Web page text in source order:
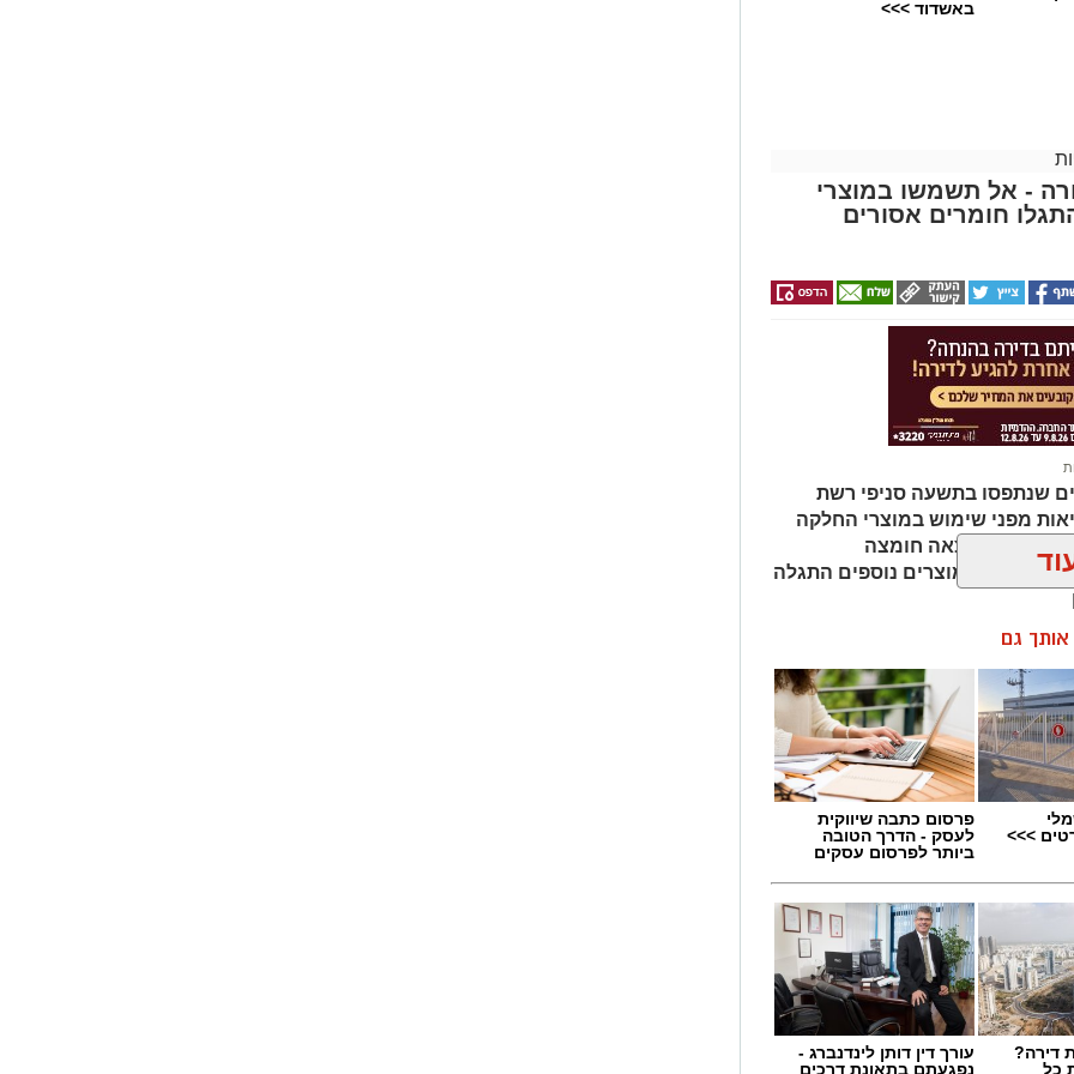
עולם התרבות, החינוך והקהילה.
ואירועי תוכן.
מועמדת בעלי "ראש מלא ברעיונות",
של אחד ממוסדות התרבות
להיכנס לעמוד הדרושים של
מאירוע חדשותי? מצאתם טעות
באשדוד >>>
- אל תשמשו במוצרי
חומרים אסורים
שנתפסו בתשעה סניפי רשת
מפני שימוש במוצרי החלקה
נמצאה חומצה
שיער, ובמוצרים נוספים התגלה
אותך גם
>>>
פרסום כתבה שיווקית
לעסק - הדרך הטובה
ביותר לפרסום עסקים
דירה?
כל
עורך דין דותן לינדנברג -
נפגעתם בתאונת דרכים